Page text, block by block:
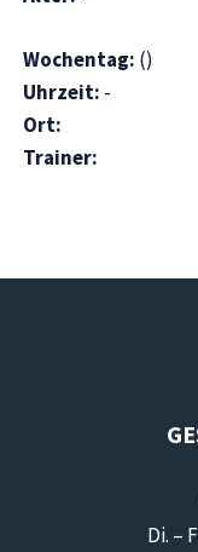
Wochentag: ()
Uhrzeit: -
Ort:
Trainer:
Di. –